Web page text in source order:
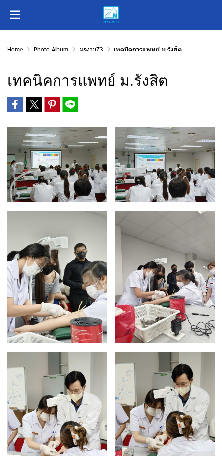
Home Photo Album ผลงานZ3 เทคนิคการแพทย์ ม.รังสิต
เทคนิคการแพทย์ ม.รังสิต